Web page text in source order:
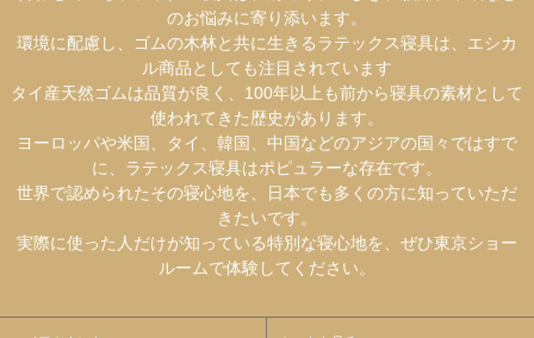
のお悩みに寄り添います。
環境に配慮し、ゴムの木林と共に生きるラテックス寝具は、エシカ
ル商品としても注目されています
タイ産天然ゴムは品質が良く、100年以上も前から寝具の素材として
使われてきた歴史があります。
ヨーロッパや米国、タイ、韓国、中国などのアジアの国々ではすで
に、ラテックス寝具はポピュラーな存在です。
世界で認められたその寝心地を、日本でも多くの方に知っていただ
きたいです。
実際に使った人だけが知っている特別な寝心地を、ぜひ東京ショー
ルームで体験してください。